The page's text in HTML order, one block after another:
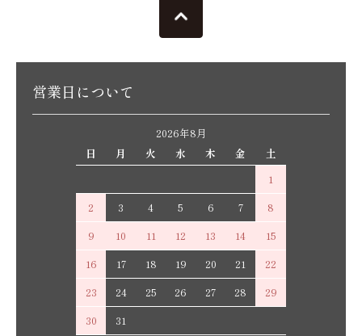
営業日について
2026年8月
日
月 火 水 木 金
土
1
2
3 4 5 6 7
8
9
10 11 12 13 14
15
16
17 18 19 20 21
22
23
24 25 26 27 28
29
30
31